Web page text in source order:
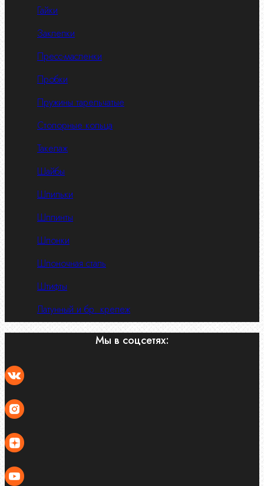
Гайки
Заклепки
Пресс-масленки
Пробки
Пружины тарельчатые
Стопорные кольца
Такелаж
Шайбы
Шпильки
Шплинты
Шпонки
Шпоночная сталь
Штифты
Латунный и бр. крепеж
Мы в соцсетях: